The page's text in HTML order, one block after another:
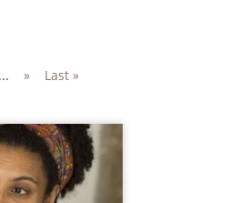
... » Last »